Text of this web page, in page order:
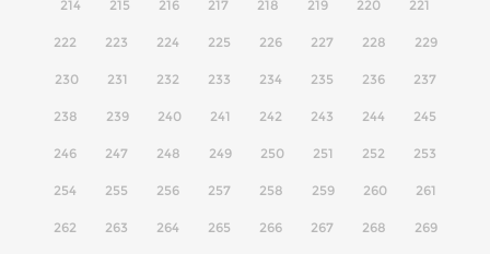
214 215 216 217 218 219 220 221
222 223 224 225 226 227 228 229
230 231 232 233 234 235 236 237
238 239 240 241 242 243 244 245
246 247 248 249 250 251 252 253
254 255 256 257 258 259 260 261
262 263 264 265 266 267 268 269